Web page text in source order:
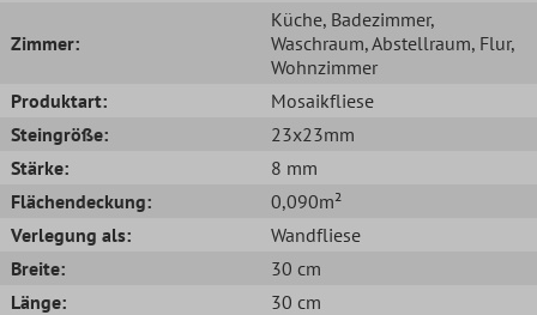
Zimmer:
Küche, Badezimmer,
Waschraum, Abstellraum, Flur,
Wohnzimmer
Produktart:
Mosaikfliese
Steingröße:
23x23mm
Stärke:
8 mm
Flächendeckung:
0,090m²
Verlegung als:
Wandfliese
Breite:
30 cm
Länge:
30 cm